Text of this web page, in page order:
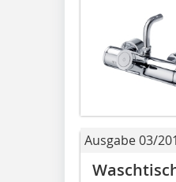
Ausgabe 03/